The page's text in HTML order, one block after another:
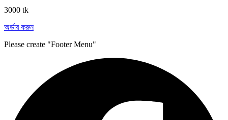
3000 tk
অর্ডার করুন
Please create "Footer Menu"